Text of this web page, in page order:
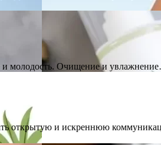
и молодость. Очищение и
открытую и искреннюю